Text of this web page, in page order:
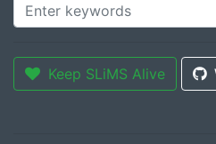
Keep SLiMS Alive